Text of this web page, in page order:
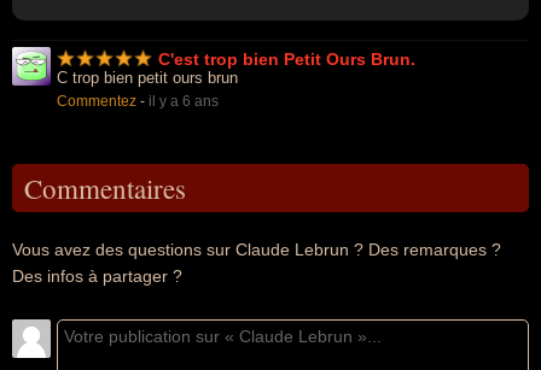
C'est trop bien Petit Ours Brun.
C trop bien petit ours brun
Commentez - il y a 6 ans
Commentaires
Vous avez des questions sur Claude Lebrun ? Des remarques ?
Des infos à partager ?